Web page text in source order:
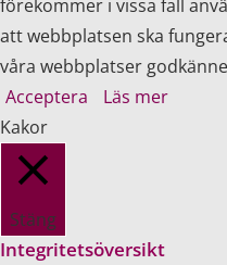
förekommer i vissa fall
att webbplatsen ska
våra webbplatser
Acceptera
Läs mer
Kakor
Stäng
Integritetsöversikt